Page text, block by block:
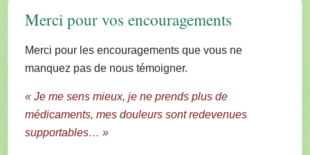
Merci pour vos encouragements
Merci pour les encouragements que vous ne
manquez pas de nous témoigner.
« Je me sens mieux, je ne prends plus de
médicaments, mes douleurs sont redevenues
supportables… »